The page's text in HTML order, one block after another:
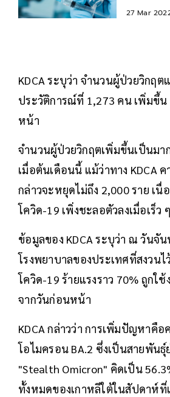
27 Mar
KDCA ระบุว่า จำนวนผู้ป่วยวิกฤ
ประวัติการณ์ที่ 1,273 คน เพิ่มขึ้
หน้า
จำนวนผู้ป่วยวิกฤตเพิ่มขึ้นเป็นมา
เมื่อต้นเดือนนี้ แม้ว่าทาง KDCA ค
กล่าวจะหยุดไม่ถึง 2,000 ราย เนื่
โควิด-19 เพิ่งชะลอตัวลงเมื่อเร็ว
ข้อมูลของ KDCA ระบุว่า ณ วันจั
โรงพยาบาลของประเทศที่สงวน
โควิด-19 ร้ายแรงราว 70% ถูกใ
จากวันก่อนหน้า
KDCA กล่าวว่า การเพิ่มปัญหาคือ
โอไมครอน BA.2 ซึ่งเป็นสายพันธุ์
"Stealth Omicron" คิดเป็น
ทั้งหมดของเกาหลีใต้ในสัปดาห์ที่